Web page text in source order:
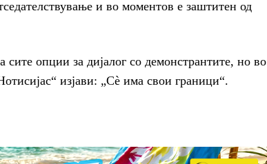
и во моментов е заштитен од
сите опции за дијалог со демонстрантите, но во
изјави: „Сè има свои граници“.